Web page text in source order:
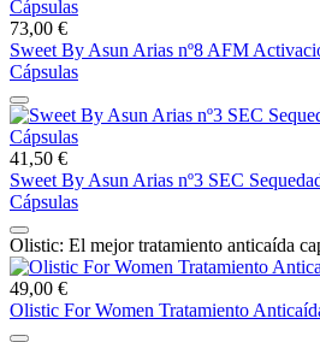
73,00 €
Sweet By Asun Arias nº8 AFM
Cápsulas
41,50 €
Sweet By Asun Arias nº3 SEC
Cápsulas
Olistic: El mejor tratamiento anticaída
49,00 €
Olistic For Women Tratamiento